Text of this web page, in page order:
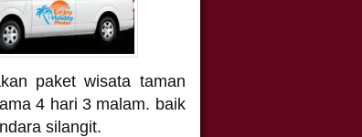
paket wisata taman
4 hari 3 malam. baik
silangit.